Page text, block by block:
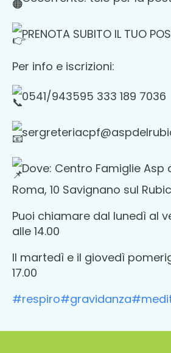
PRENOTA SUBITO IL TUO
Per info e iscrizioni:
0541/943595 333 189 7036
Dove: Centro Famiglie Asp
Roma, 10 Savignano sul
Puoi chiamare dal lunedì al
alle 14.00
Il martedì e il giovedì
17.00
#respiro#gravidanza